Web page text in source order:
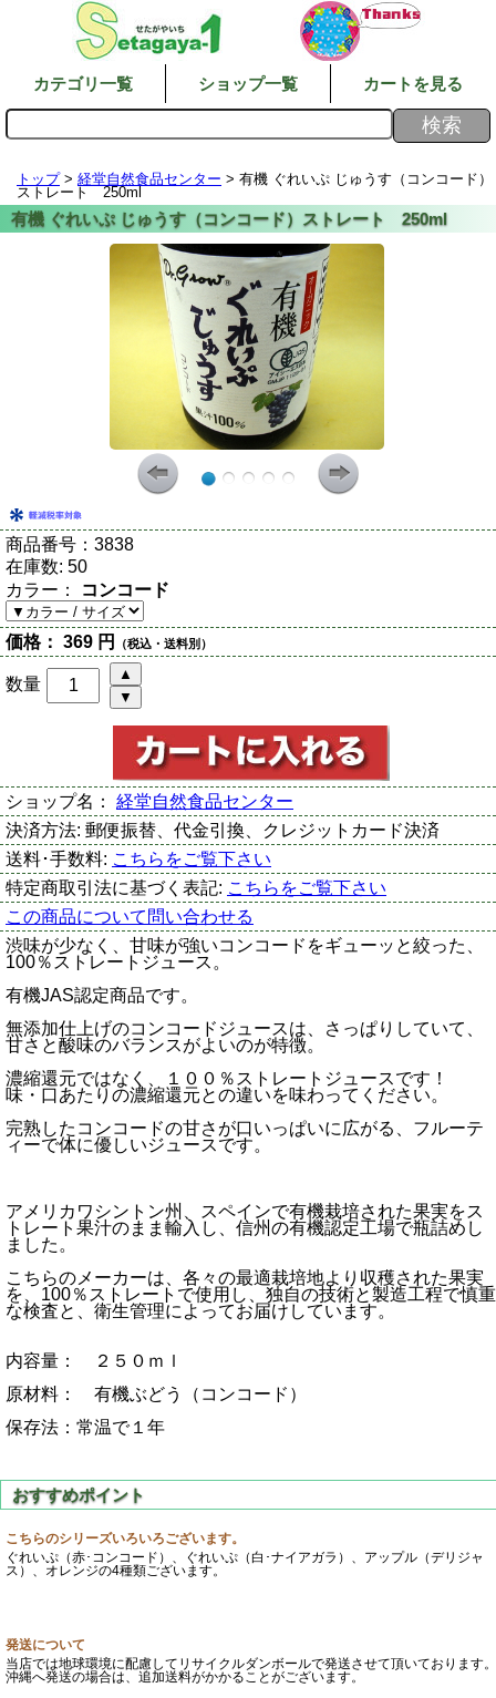
カテゴリ一覧 ショップ一覧 カートを見る
トップ> 経堂自然食品センター > 有機 ぐれいぷ じゅうす（コンコード）
ストレート 250ml
商品番号： 3838
在庫数: 50
カラー： コンコード
価格： 369 円 （税込・送料別）
数量
ショップ名： 経堂自然食品センター
決済方法: 郵便振替、代金引換、クレジットカード決済
送料･手数料: こちらをご覧下さい
特定商取引法に基づく表記: こちらをご覧下さい
この商品について問い合わせる
渋味が少なく、甘味が強いコンコードをギューッと絞った、
100％ストレートジュース。
有機JAS認定商品です。
無添加仕上げのコンコードジュースは、さっぱりしていて、
甘さと酸味のバランスがよいのが特徴。
濃縮還元ではなく、１００％ストレートジュースです！
味・口あたりの濃縮還元との違いを味わってください。
完熟したコンコードの甘さが口いっぱいに広がる、フルーテ
ィーで体に優しいジュースです。
アメリカワシントン州、スペインで有機栽培された果実をス
トレート果汁のまま輸入し、信州の有機認定工場で瓶詰めし
ました。
こちらのメーカーは、各々の最適栽培地より収穫された果実
を、100％ストレートで使用し、独自の技術と製造工程で慎重
な検査と、衛生管理によってお届けしています。
内容量： ２５０ｍｌ
原材料： 有機ぶどう（コンコード）
保存法：常温で１年
こちらのシリーズいろいろございます。
ぐれいぷ（赤･コンコード）、ぐれいぷ（白･ナイアガラ）、アップル（デリジャ
ス）、オレンジの4種類ございます。
発送について
当店では地球環境に配慮してリサイクルダンボールで発送させて頂いております。
沖縄へ発送の場合は、追加送料がかかることがございます。